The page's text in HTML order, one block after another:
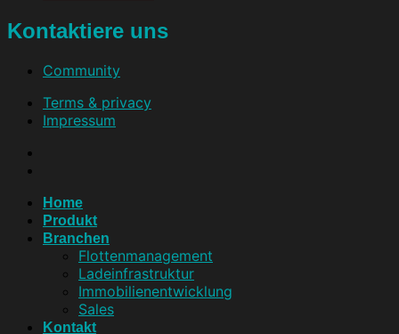
Kontaktiere uns
Community
Terms & privacy
Impressum
Home
Produkt
Branchen
Flottenmanagement
Ladeinfrastruktur
Immobilienentwicklung
Sales
Kontakt